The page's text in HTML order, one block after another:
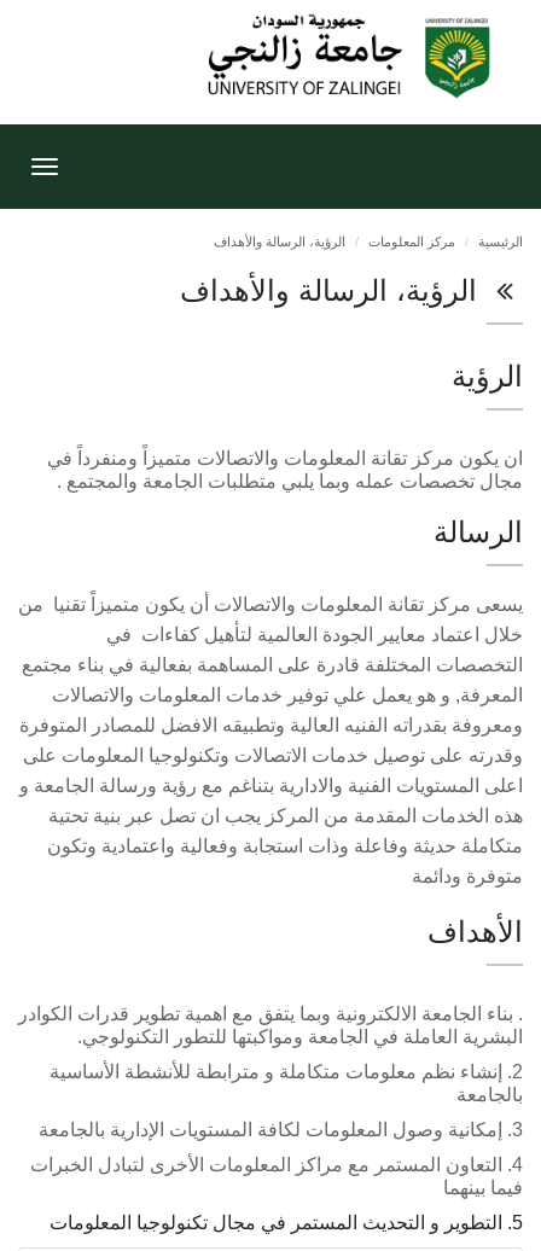
الرئيسية مركز المعلومات الرؤية، الرسالة والأهداف
الرؤية، الرسالة والأهداف
الرؤية
ان يكون مركز تقانة المعلومات والاتصالات متميزاً ومنفرداً في
مجال تخصصات عمله وبما يلبي متطلبات الجامعة والمجتمع .
الرسالة
يسعى مركز تقانة المعلومات والاتصالات أن يكون متميزاً تقنيا من
خلال اعتماد معايير الجودة العالمية لتأهيل كفاءات في
التخصصات المختلفة قادرة على المساهمة بفعالية في بناء مجتمع
المعرفة, و هو يعمل علي توفير خدمات المعلومات والاتصالات
ومعروفة بقدراته الفنيه العالية وتطبيقه الافضل للمصادر المتوفرة
وقدرته على توصيل خدمات الاتصالات وتكنولوجيا المعلومات على
اعلى المستويات الفنية والادارية بتناغم مع رؤية ورسالة الجامعة و
هذه الخدمات المقدمة من المركز يجب ان تصل عبر بنية تحتية
متكاملة حديثة وفاعلة وذات استجابة وفعالية واعتمادية وتكون
متوفرة ودائمة
الأهداف
. بناء الجامعة الالكترونية وبما يتفق مع اهمية تطوير قدرات الكوادر
البشرية العاملة في الجامعة ومواكبتها للتطور التكنولوجي.
2. إنشاء نظم معلومات متكاملة و مترابطة للأنشطة الأساسية
بالجامعة
3. إمكانية وصول المعلومات لكافة المستويات الإدارية بالجامعة
4. التعاون المستمر مع مراكز المعلومات الأخرى لتبادل الخبرات
فيما بينهما
5. التطوير و التحديث المستمر في مجال تكنولوجيا المعلومات